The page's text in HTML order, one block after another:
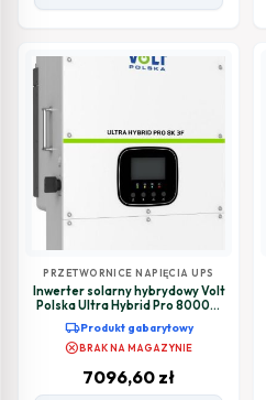
PRZETWORNICE NAPIĘCIA UPS
Inwerter solarny hybrydowy Volt
Polska Ultra Hybrid Pro 8000W
(200-650V)
local_shippingProdukt gabarytowy
cancelBRAK NA MAGAZYNIE
7096,60 zł